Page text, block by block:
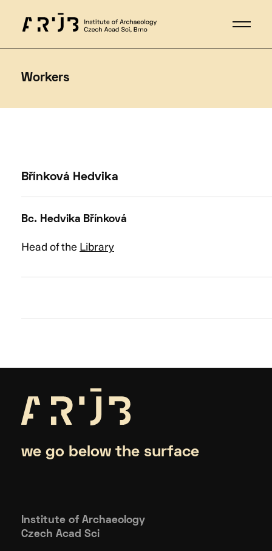
Workers
Břínková Hedvika
Bc. Hedvika Břínková
Head of theLibrary
we go below the surface
Institute of Archaeology
Czech Acad Sci